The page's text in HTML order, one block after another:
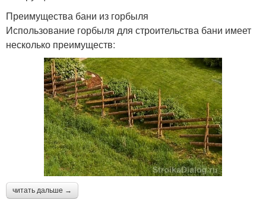
Преимущества бани из горбыля
Использование горбыля для строительства бани имеет
несколько преимуществ:
читать дальше →